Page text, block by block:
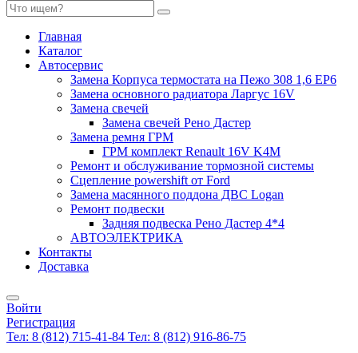
Главная
Каталог
Автосервис
Замена Корпуса термостата на Пежо 308 1,6 EP6
Замена основного радиатора Ларгус 16V
Замена свечей
Замена свечей Рено Дастер
Замена ремня ГРМ
ГРМ комплект Renault 16V K4M
Ремонт и обслуживание тормозной системы
Сцепление powershift от Ford
Замена масянного поддона ДВС Logan
Ремонт подвески
Задняя подвеска Рено Дастер 4*4
АВТОЭЛЕКТРИКА
Контакты
Доставка
Войти
Регистрация
Тел: 8 (812) 715-41-84 Тел: 8 (812) 916-86-75